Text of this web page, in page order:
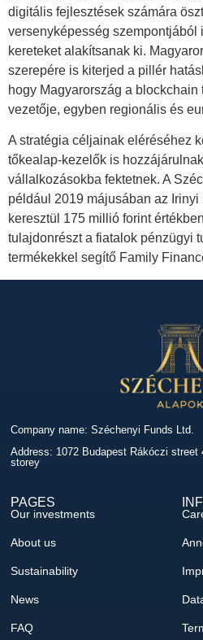
digitális fejlesztések számára
versenyképesség szempontjából
kereteket alakítsanak ki.
szerepére is kiterjed a pillér
hogy Magyarország a
vezetője, egyben regionális és
A stratégia céljainak eléréséhez
tőkealap-kezelők is
vállalkozásokba fektetnek. A
például 2019 májusában az
keresztül 175 millió forint értékben
tulajdonrészt a fiatalok pénzügyi
termékekkel segítő Family
Company name: Széchenyi Funds Ltd.
Address: 1072 Budapest Rákóczi
storey
PAGES
Our investments
About us
Sustainability
News
FAQ